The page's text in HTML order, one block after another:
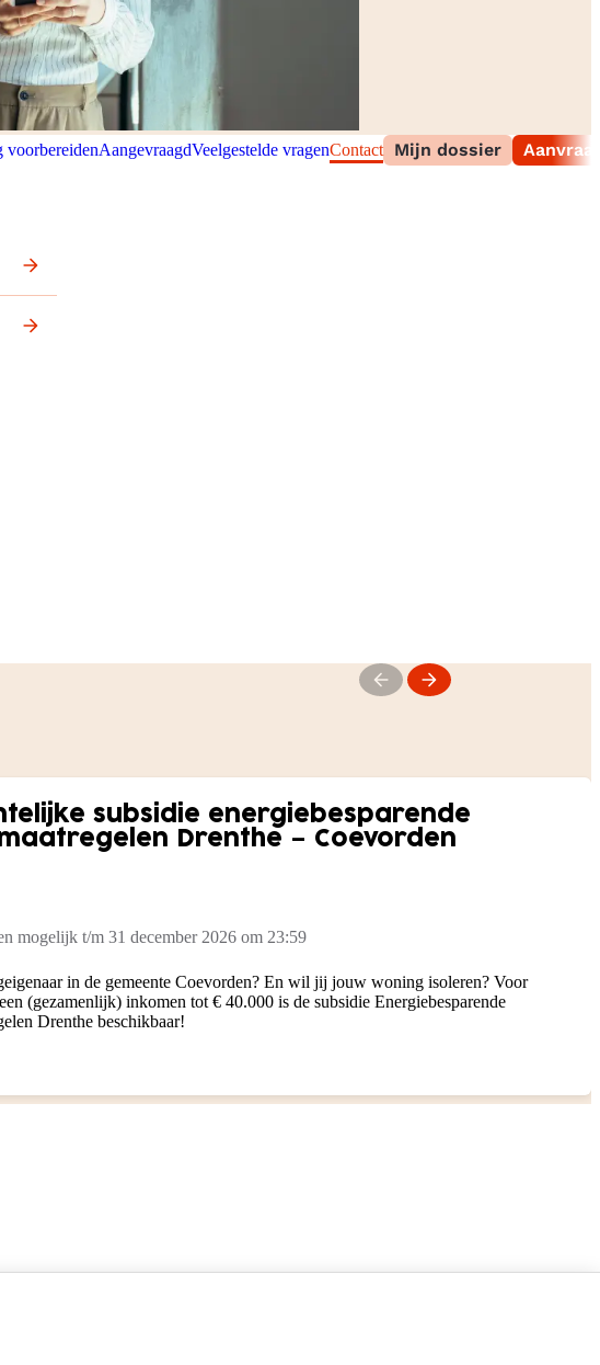
voorbereidenAangevraagdVeelgestelde vragenContact Mijn dossier
subsidie energiebesparende
Drenthe – Coevorden
mogelijk t/m 31 december 2026 om 23:59
in de gemeente Coevorden? En wil jij jouw woning isoleren? Voor
(gezamenlijk) inkomen tot € 40.000 is de subsidie Energiebesparende
Drenthe beschikbaar!